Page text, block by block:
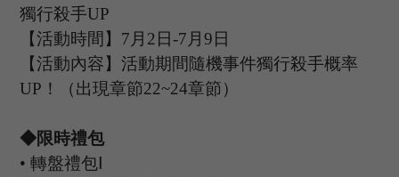
獨行殺手UP
【活動時間】 7 月 2 日-7 月9日
【活動內容】活動期間隨機事件獨行殺手概率
UP ！（出現章節22~24章節）
◆限時禮包
• 轉盤禮包Ⅰ